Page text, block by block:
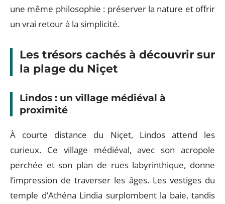
une même philosophie : préserver la nature et offrir
un vrai retour à la simplicité.
Les trésors cachés à découvrir sur
la plage du Niçet
Lindos : un village médiéval à
proximité
À courte distance du Niçet, Lindos attend les
curieux. Ce village médiéval, avec son acropole
perchée et son plan de rues labyrinthique, donne
l’impression de traverser les âges. Les vestiges du
temple d’Athéna Lindia surplombent la baie, tandis